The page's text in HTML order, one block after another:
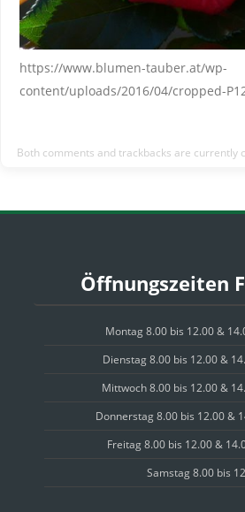
https://www.blumen-tauber.at/wp-
content/uploads/2016/04/cropped-
Both comments and trackbacks are currently
Öffnungszeiten
Montag 8.00 bis 12.00 &
Dienstag 8.00 bis 12.00 &
Mittwoch 8.00 bis 12.00 &
Donnerstag 8.00 bis 12.00 &
Freitag 8.00 bis 12.00 &
Samstag 8.00 bis